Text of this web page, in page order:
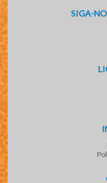
SIGA-